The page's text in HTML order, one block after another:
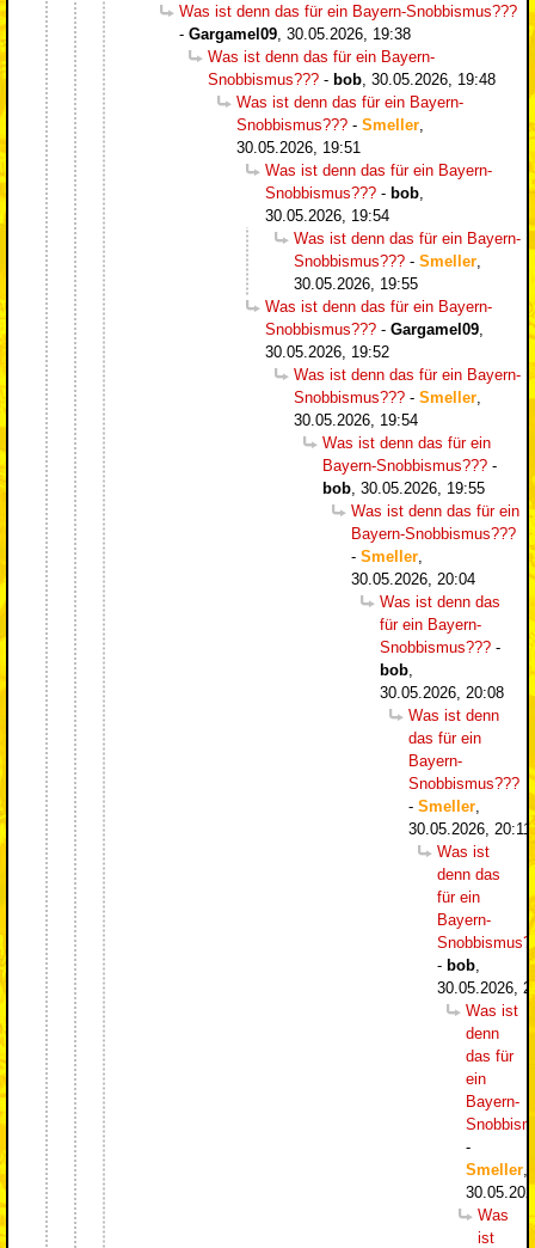
Was ist denn das für ein Bayern-Snobbismus???
- Gargamel09 30.05.2026, 19:38
Was ist denn das für ein Bayern-
Snobbismus??? - bob 30.05.2026, 19:48
Was ist denn das für ein Bayern-
Snobbismus??? - Smeller
30.05.2026, 19:51
Was ist denn das für ein Bayern-
Snobbismus??? - bob
30.05.2026, 19:54
Was ist denn das für ein Bayern-
Snobbismus??? - Smeller
30.05.2026, 19:55
Was ist denn das für ein Bayern-
Snobbismus??? - Gargamel09
30.05.2026, 19:52
Was ist denn das für ein Bayern-
Snobbismus??? - Smeller
30.05.2026, 19:54
Was ist denn das für ein
Bayern-Snobbismus??? -
bob 30.05.2026, 19:55
Was ist denn das für ein
Bayern-Snobbismus???
- Smeller
30.05.2026, 20:04
Was ist denn das
für ein Bayern-
Snobbismus??? -
bob
30.05.2026, 20:08
Was ist denn
das für ein
Bayern-
Snobbismus???
- Smeller
30.05.2026, 20:11
Was ist
denn das
für ein
Bayern-
- bob
30.05.2026,
Was ist
denn
das für
ein
Bayern-
-
Smeller
Was
ist